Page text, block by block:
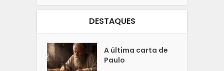
DESTAQUES
A última carta de
Paulo